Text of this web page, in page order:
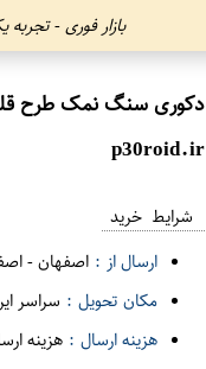
بازار فوری -
دکوری سنگ نمک طرح قلب
p30roid.ir
شرایط خرید
ارسال از : اصفهان-
مکان تحویل : سراسر
هزینه ارسال : هزینه